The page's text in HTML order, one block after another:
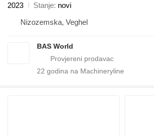
2023
Stanje novi
Nizozemska, Veghel
BAS World
22 godina na Machineryline